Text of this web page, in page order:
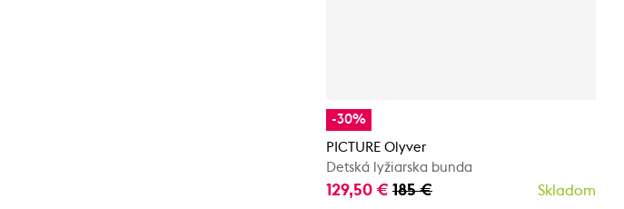
-30%
PICTURE Olyver
Detská lyžiarska bunda
129,50 € 185 € Skladom